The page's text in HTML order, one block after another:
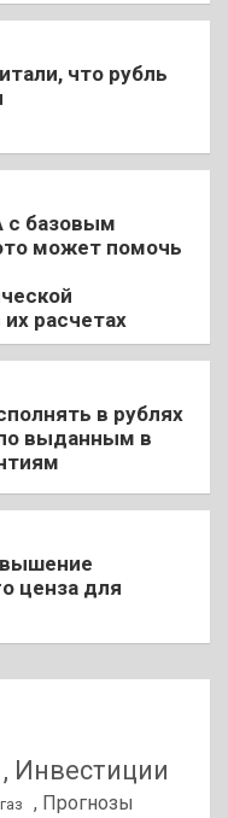
что рубль
базовым
может помочь
расчетах
в рублях
выданным в
ценза для
, Инвестиции
, Прогнозы